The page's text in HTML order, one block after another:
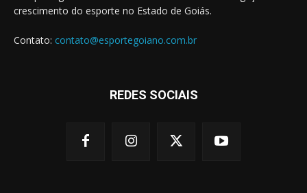
crescimento do esporte no Estado de Goiás.
Contato: contato@esportegoiano.com.br
REDES SOCIAIS